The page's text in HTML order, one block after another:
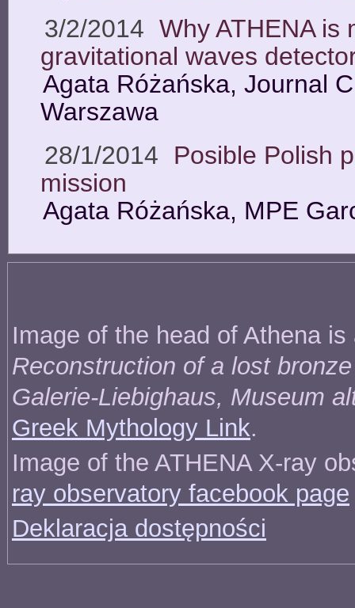
3/2/2014 Why ATHENA is
gravitational waves
Agata Różańska, Journal
Warszawa
28/1/2014
Posible Polish
mission
Agata Różańska, MPE
Image of the head of Athena
Reconstruction of a lost
Galerie-Liebighaus, Museum
Greek Mythology Link.
Image of the ATHENA X-ray
ray observatory facebook page
Deklaracja dostępności